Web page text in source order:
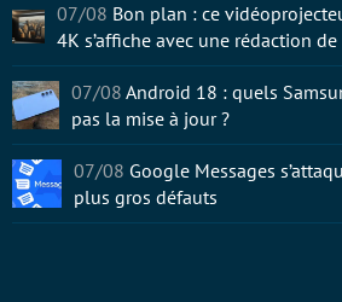
07/08 Bon plan : ce
4K s’affiche avec une rédaction
07/08 Android 18 : quels
pas la mise à jour ?
07/08 Google Messages
plus gros défauts